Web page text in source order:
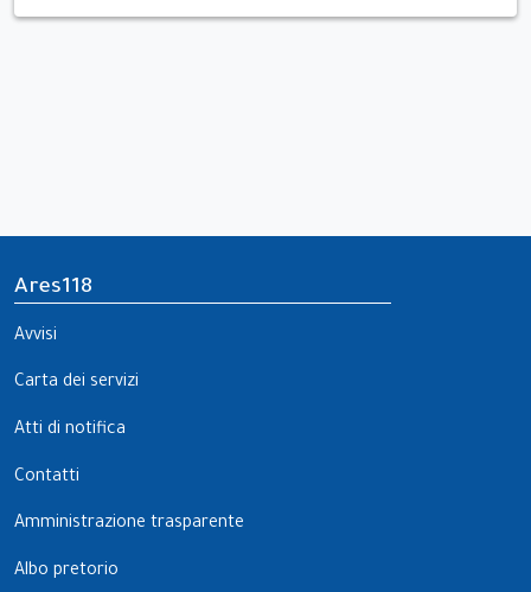
Ares118
Avvisi
Carta dei servizi
Atti di notifica
Contatti
Amministrazione trasparente
Albo pretorio